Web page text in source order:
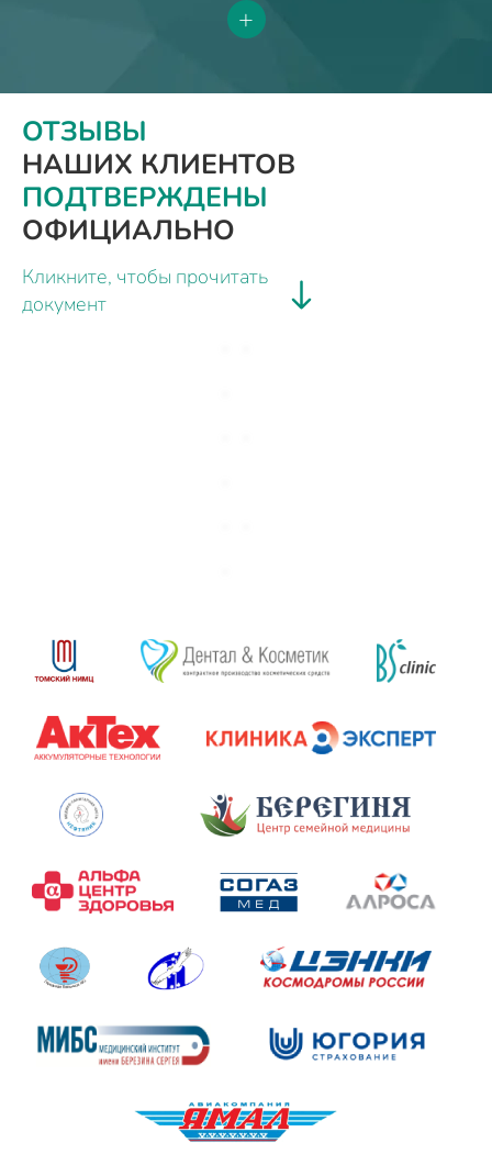
+
ОТЗЫВЫ
НАШИХ КЛИЕНТОВ
ПОДТВЕРЖДЕНЫ
ОФИЦИАЛЬНО
Кликните, чтобы прочитать
документ